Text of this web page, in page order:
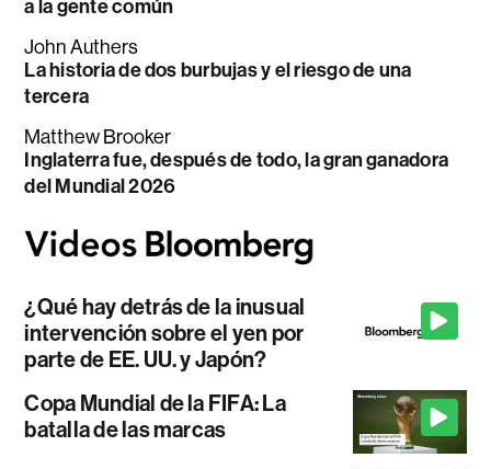
a la gente común
John Authers
La historia de dos burbujas y el riesgo de una
tercera
Matthew Brooker
Inglaterra fue, después de todo, la gran ganadora
del Mundial 2026
¿Qué hay detrás de la inusual
intervención sobre el yen por
parte de EE. UU. y Japón?
Copa Mundial de la FIFA: La
batalla de las marcas